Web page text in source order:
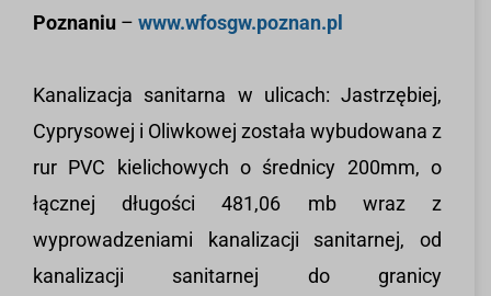
Poznaniu – www.wfosgw.poznan.pl
Kanalizacja sanitarna w ulicach: Jastrzębiej,
Cyprysowej i Oliwkowej została wybudowana z
rur PVC kielichowych o średnicy 200mm, o
łącznej długości 481,06 mb wraz z
wyprowadzeniami kanalizacji sanitarnej, od
kanalizacji sanitarnej do granicy